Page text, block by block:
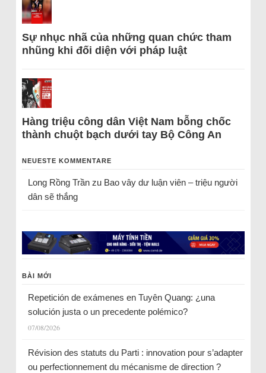
Sự nhục nhã của những quan chức tham
nhũng khi đối diện với pháp luật
Hàng triệu công dân Việt Nam bỗng chốc
thành chuột bạch dưới tay Bộ Công An
NEUESTE KOMMENTARE
Long Rồng Trầnzu Bao vây dư luận viên – triệu người
dân sẽ thắng
BÀI MỚI
Repetición de exámenes en Tuyên Quang: ¿una
solución justa o un precedente polémico?
07/08/2026
Révision des statuts du Parti : innovation pour s’adapter
ou perfectionnement du mécanisme de direction ?